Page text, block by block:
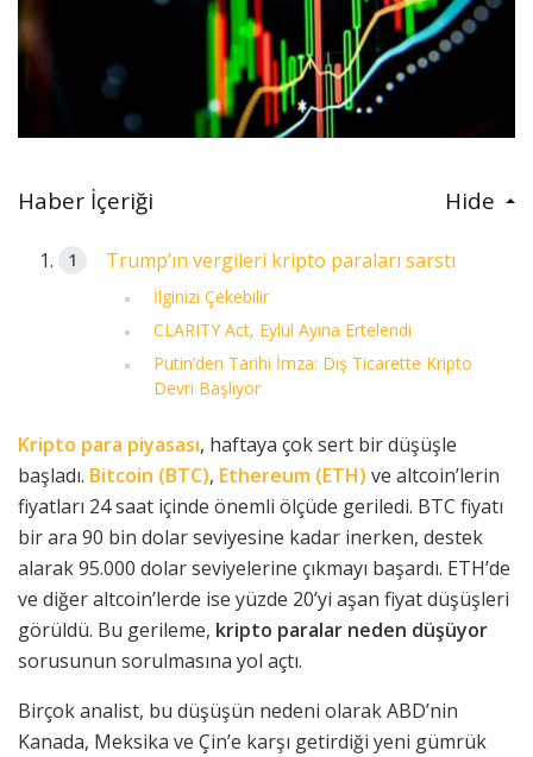
Haber İçeriği Hide
Trump’ın vergileri kripto paraları sarstı
İlginizi Çekebilir
CLARITY Act, Eylül Ayına Ertelendi
Putin’den Tarihi İmza: Dış Ticarette Kripto
Devri Başlıyor
Kripto para piyasası, haftaya çok sert bir düşüşle
başladı. Bitcoin (BTC), Ethereum (ETH) ve altcoin’lerin
fiyatları 24 saat içinde önemli ölçüde geriledi. BTC fiyatı
bir ara 90 bin dolar seviyesine kadar inerken, destek
alarak 95.000 dolar seviyelerine çıkmayı başardı. ETH’de
ve diğer altcoin’lerde ise yüzde 20’yi aşan fiyat düşüşleri
görüldü. Bu gerileme, kripto paralar neden düşüyor
sorusunun sorulmasına yol açtı.
Birçok analist, bu düşüşün nedeni olarak ABD’nin
Kanada, Meksika ve Çin’e karşı getirdiği yeni gümrük